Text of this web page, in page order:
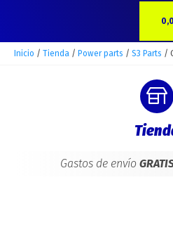
Inicio / Tienda / Power parts / S3 Parts /
Gastos de envío
cantidad